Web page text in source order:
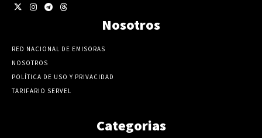
Nosotros
RED NACIONAL DE EMISORAS
NOSOTROS
POLÍTICA DE USO Y PRIVACIDAD
TARIFARIO SERVEL
Categorias